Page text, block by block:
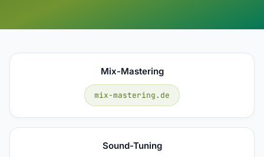
Mix-Mastering
mix-mastering.de
Sound-Tuning